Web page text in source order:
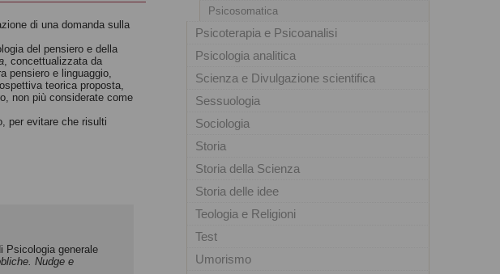
di una domanda sulla
del pensiero e della
, concettualizzata da
pensiero e linguaggio,
teorica proposta,
non più considerate come
per evitare che risulti
Psicologia generale
Nudge e
Psicosomatica
Psicoterapia e Psicoanalisi
Psicologia analitica
Scienza e Divulgazione scientifica
Sessuologia
Sociologia
Storia
Storia della Scienza
Storia delle idee
Teologia e Religioni
Test
Umorismo